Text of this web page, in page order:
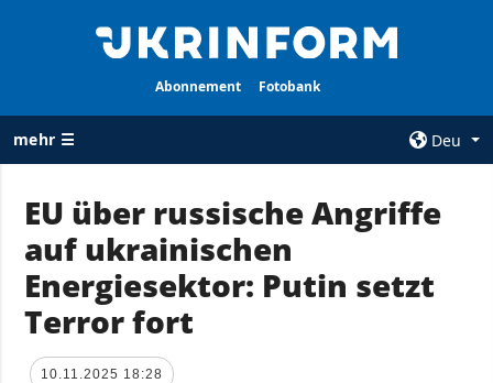
Abonnement Fotobank
mehr ☰
Deu
ALLE
RUBRIKEN
Krieg
Wiederaufbau
der Ukraine
Über uns
EU über russische Angriffe
auf ukrainischen
Energiesektor: Putin setzt
Terror fort
10.11.2025 18:28